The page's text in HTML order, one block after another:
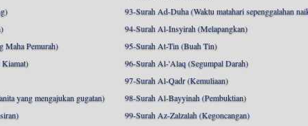
Maha Pemurah)
Kiamat)
yang mengajukan gugatan)
93-Surah Ad-Duha (Waktu matahari sepenggalahan
94-Surah Al-Insyirah (Melapangkan)
95-Surah At-Tin (Buah Tin)
96-Surah Al-'Alaq (Segumpal Darah)
97-Surah Al-Qadr (Kemuliaan)
98-Surah Al-Bayyinah (Pembuktian)
99-Surah Az-Zalzalah (Kegoncangan)